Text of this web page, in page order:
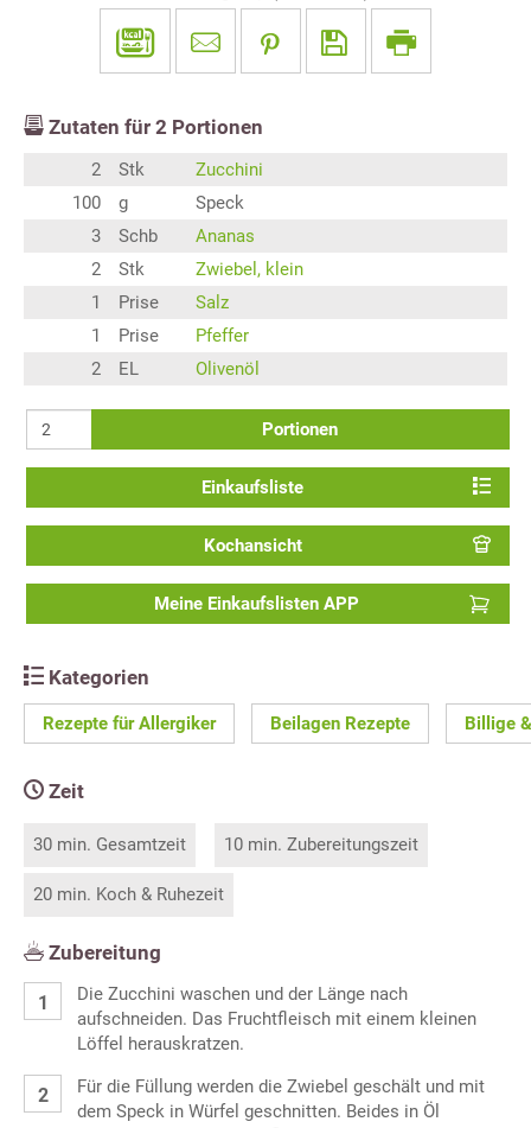
Zutaten für 2 Portionen
2 Stk
Zucchini
100
g
Speck
3
Schb
Ananas
2
Stk
Zwiebel, klein
1
Prise
Salz
1
Prise
Pfeffer
2
EL Olivenöl
Portionen
Einkaufsliste
Kochansicht
Meine Einkaufslisten APP
Kategorien
Rezepte für Allergiker Beilagen Rezepte Billige
Zeit
30 min. Gesamtzeit 10 min. Zubereitungszeit
20 min. Koch & Ruhezeit
Zubereitung
Die Zucchini waschen und der Länge nach
aufschneiden. Das Fruchtfleisch mit einem kleinen
Löffel herauskratzen.
Für die Füllung werden die Zwiebel geschält und mit
dem Speck in Würfel geschnitten. Beides in Öl